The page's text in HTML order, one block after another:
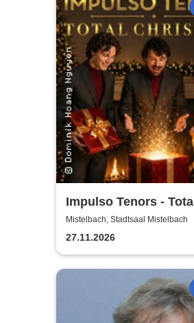
Impulso Tenors - Total
Christmas
Mistelbach, Stadtsaal Mistelbach
27.11.2026